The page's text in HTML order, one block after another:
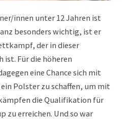
innen unter 12 Jahren ist
besonders wichtig, ist er
der in dieser
ist. Für die höheren
eine Chance sich mit
Polster zu schaffen, um mit
die Qualifikation für
zu erreichen. Und so war